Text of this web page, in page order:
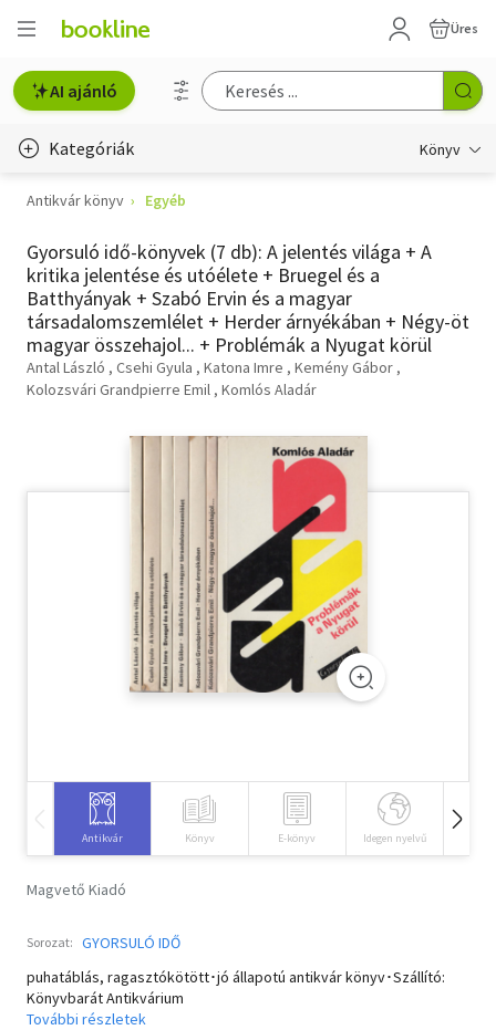
Üres
AI ajánló
Kategóriák Könyv
Életmód, egészség
Erotika
Gyermek- és ifjúsági
Hobbi, szabadidő
Irodalom
Szakkönyv
Szótár, nyelvkönyv
Tankönyv, segédkönyv
Társadalomtudomány
Természettudomány
Antikvár könyv Egyéb
Gyorsuló idő-könyvek (7 db): A jelentés világa + A
kritika jelentése és utóélete + Bruegel és a
Batthyányak + Szabó Ervin és a magyar
társadalomszemlélet + Herder árnyékában + Négy-öt
magyar összehajol... + Problémák a Nyugat körül
Antal László Csehi Gyula Katona Imre
Kemény Gábor
Kolozsvári Grandpierre Emil Komlós Aladár
Antikvár Könyv E-könyv Idegen nyelvű
Magvető Kiadó
Sorozat: GYORSULÓ IDŐ
puhatáblás, ragasztókötött･jó állapotú antikvár könyv･Szállító:
Könyvbarát Antikvárium
További részletek